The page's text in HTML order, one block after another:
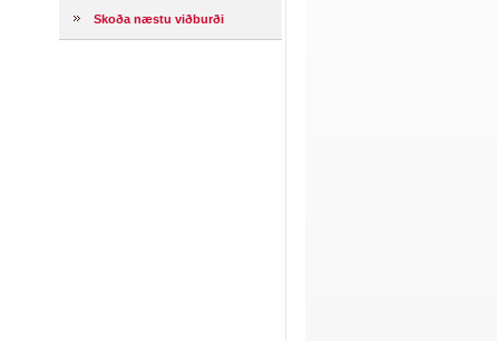
Skoða næstu viðburði